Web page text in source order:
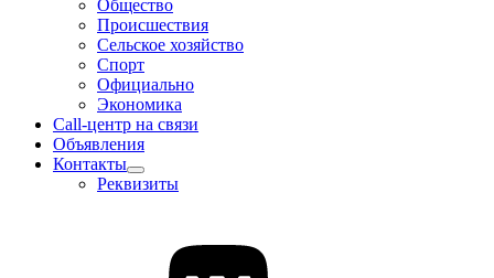
Общество
Происшествия
Сельское хозяйство
Спорт
Официально
Экономика
Call-центр на связи
Объявления
Контакты
Реквизиты